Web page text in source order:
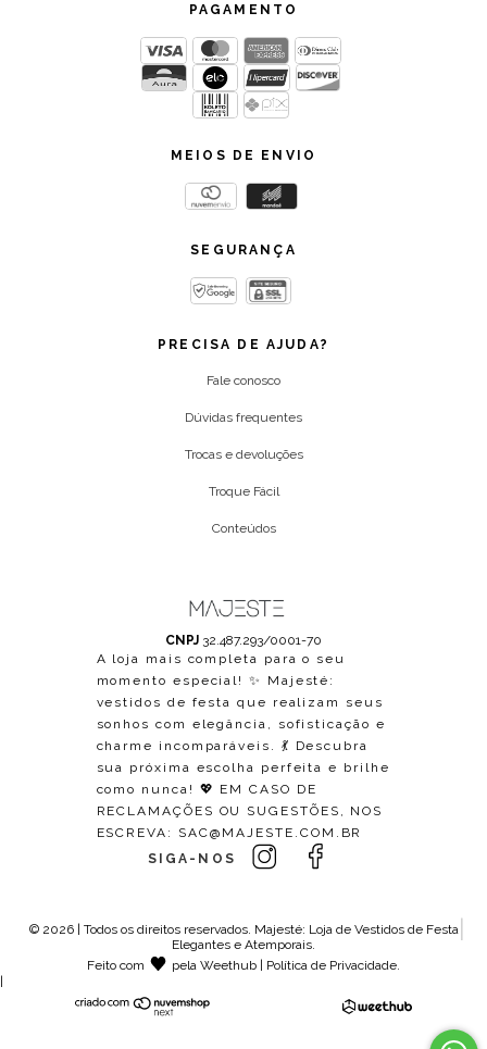
PAGAMENTO
MEIOS DE ENVIO
SEGURANÇA
PRECISA DE AJUDA?
Fale conosco
Dúvidas frequentes
Trocas e devoluções
Troque Fácil
Conteúdos
CNPJ 32.487.293/0001-70
A loja mais completa para o seu
momento especial! ✨ Majesté:
vestidos de festa que realizam seus
sonhos com elegância, sofisticação e
charme incomparáveis. 💃 Descubra
sua próxima escolha perfeita e brilhe
como nunca! 💖 EM CASO DE
RECLAMAÇÕES OU SUGESTÕES, NOS
ESCREVA: SAC@MAJESTE.COM.BR
SIGA-NOS
© 2026 | Todos os direitos reservados. Majesté: Loja de Vestidos de Festa
Elegantes e Atemporais.
Feito com
pelaWeethub Política de Privacidade.
|